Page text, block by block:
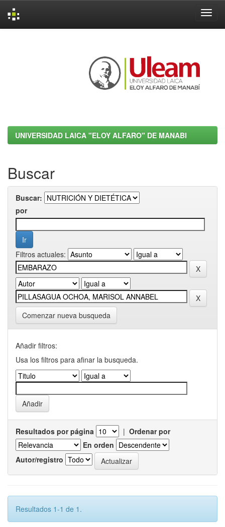
UNIVERSIDAD LAICA "ELOY ALFARO" DE MANABI
Buscar
Buscar:
por
Filtros actuales:
Comenzar nueva busqueda
Añadir filtros:
Usa los filtros para afinar la busqueda.
Resultados por página | Ordenar por
En orden
Autor/registro
Resultados 1-1 de 1.